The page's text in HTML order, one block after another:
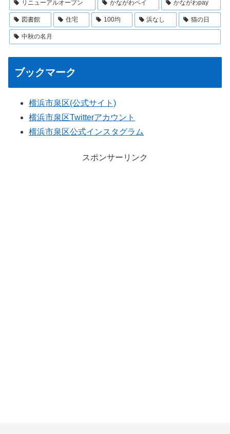
リニューアルオープン かながわペイ かながわpay
図書館 住宅 100均 浜なし 猫の日
中秋の名月
ブックマーク
横浜市泉区(公式サイト)
横浜市泉区Twitterアカウント
横浜市泉区公式インスタグラム
スポンサーリンク